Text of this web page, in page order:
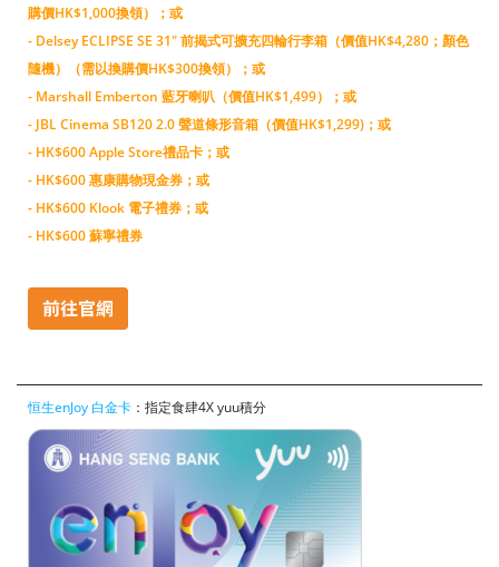
購價HK$1,000換領）；或
- Delsey ECLIPSE SE 31" 前揭式可擴充四輪行李箱（價值HK$4,280；顏色
隨機）（需以換購價HK$300換領）；或
- Marshall Emberton 藍牙喇叭（價值HK$1,499）；或
- JBL Cinema SB120 2.0 聲道條形音箱（價值HK$1,299) ；或
- HK$600 Apple Store禮品卡；或
- HK$600 惠康購物現金券；或
- HK$600 Klook 電子禮券；或
- HK$600 蘇寧禮券
恒生enJoy 白金卡 ：指定食肆4X yuu積分